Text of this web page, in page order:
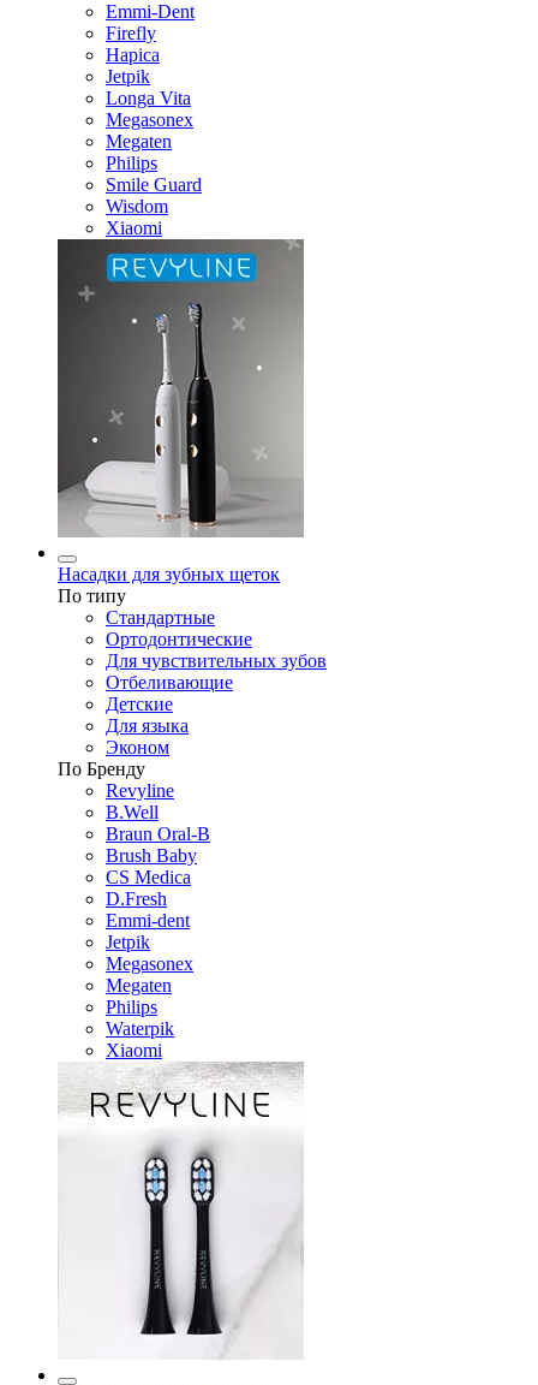
Emmi-Dent
Firefly
Hapica
Jetpik
Longa Vita
Megasonex
Megaten
Philips
Smile Guard
Wisdom
Xiaomi
Насадки для зубных щеток
По типу
Стандартные
Ортодонтические
Для чувствительных зубов
Отбеливающие
Детские
Для языка
Эконом
По Бренду
Revyline
B.Well
Braun Oral-B
Brush Baby
CS Medica
D.Fresh
Emmi-dent
Jetpik
Megasonex
Megaten
Philips
Waterpik
Xiaomi